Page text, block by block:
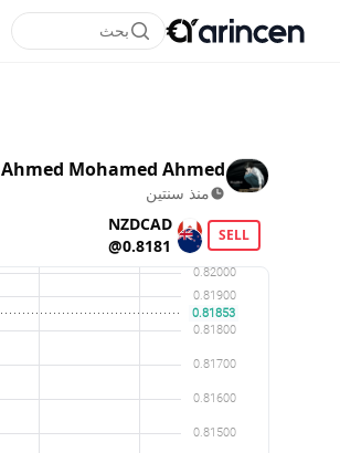
بحث
Ahmed Mohamed Ahmed
منذ سنتين
SELL
NZDCAD
@0.8181